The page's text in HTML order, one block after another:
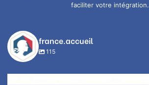
faciliter votre intégration.
france.accueil
115